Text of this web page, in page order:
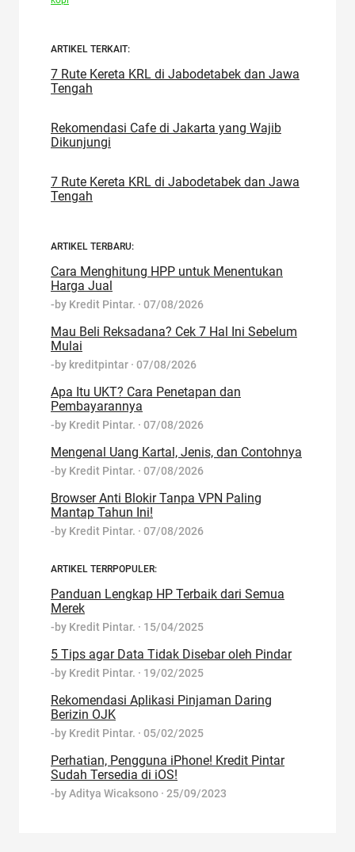
ARTIKEL TERKAIT:
7 Rute Kereta KRL di Jabodetabek dan Jawa
Tengah
Rekomendasi Cafe di Jakarta yang Wajib
Dikunjungi
7 Rute Kereta KRL di Jabodetabek dan Jawa
Tengah
ARTIKEL TERBARU:
Cara Menghitung HPP untuk Menentukan
Harga Jual
-by Kredit Pintar. · 07/08/2026
Mau Beli Reksadana? Cek 7 Hal Ini Sebelum
Mulai
-by kreditpintar · 07/08/2026
Apa Itu UKT? Cara Penetapan dan
Pembayarannya
-by Kredit Pintar. · 07/08/2026
Mengenal Uang Kartal, Jenis, dan Contohnya
-by Kredit Pintar. · 07/08/2026
Browser Anti Blokir Tanpa VPN Paling
Mantap Tahun Ini!
-by Kredit Pintar. · 07/08/2026
ARTIKEL TERRPOPULER:
Panduan Lengkap HP Terbaik dari Semua
Merek
-by Kredit Pintar. · 15/04/2025
5 Tips agar Data Tidak Disebar oleh Pindar
-by Kredit Pintar. · 19/02/2025
Rekomendasi Aplikasi Pinjaman Daring
Berizin OJK
-by Kredit Pintar. · 05/02/2025
Perhatian, Pengguna iPhone! Kredit Pintar
Sudah Tersedia di iOS!
-byAditya Wicaksono · 25/09/2023